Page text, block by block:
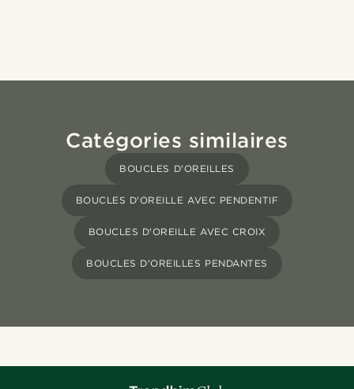
Catégories similaires
BOUCLES D'OREILLES
BOUCLES D'OREILLE AVEC PENDENTIF
BOUCLES D'OREILLE AVEC CROIX
BOUCLES D'OREILLES PENDANTES